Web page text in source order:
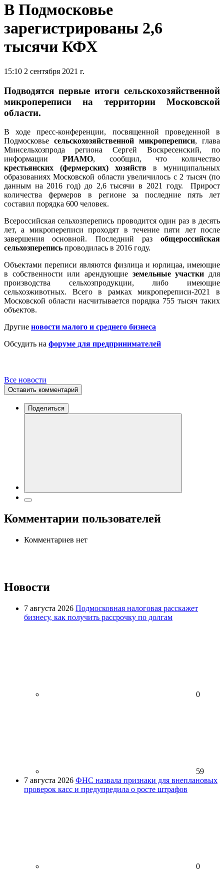
В Подмосковье
зарегистрированы 2,6
тысячи КФХ
15:10 2 сентября 2021 г.
Подводятся первые итоги сельскохозяйственной
микропереписи на территории Московской
области.
В ходе пресс-конференции, посвященной проведенной в
Подмосковье сельскохозяйственной микропереписи, глава
Минсельхозпрода региона Сергей Воскресенский, по
информации РИАМО, сообщил, что количество
крестьянских (фермерских) хозяйств в муниципальных
образованиях Московской области увеличилось с 2 тысяч (по
данным на 2016 год) до 2,6 тысячи в 2021 году. Прирост
количества фермеров в регионе за последние пять лет
составил порядка 600 человек.
Всероссийская сельхозперепись проводится один раз в десять
лет, а микропереписи проходят в течение пяти лет после
завершения основной. Последний раз общероссийская
сельхозперепись проводилась в 2016 году.
Объектами переписи являются физлица и юрлицаа, имеющие
в собственности или арендующие земельные участки для
производства сельхозпродукции, либо имеющие
сельхозживотных. Всего в рамках микропереписи-2021 в
Московской области насчитывается порядка 755 тысяч таких
объектов.
Другие новости малого и среднего бизнеса
Обсудить на форуме для предпринимателей
Все новости
Оставить комментарий
Поделиться
Комментарии пользователей
Комментариев нет
Новости
7 августа 2026 Подмосковная налоговая расскажет
бизнесу, как получить рассрочку по долгам
0
59
7 августа 2026 ФНС назвала признаки для внеплановых
проверок касс и предупредила о росте штрафов
0